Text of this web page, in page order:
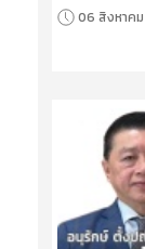
06 สิงหาค